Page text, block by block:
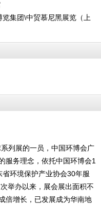
集团\中贸慕尼黑展览（上
列展的一员，中国环博会广
服务理念，依托中国环博会1
环境保护产业协会30年服
举办以来，展会展出面积不
倍增长，已发展成为华南地